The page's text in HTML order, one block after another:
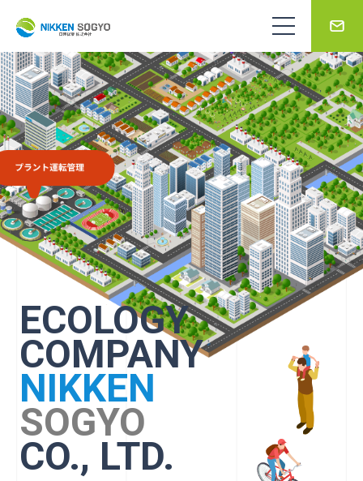
事業案内
環境プラント運転・保全管理
ビルマネジメント/人材サービス
公園・道路管理/指定管理者事業
水環境保全／廃棄物処理
給排水衛生設備工事
介護サービス
サシュコ製品販売
ホテルマネジメント
スポーツ事業
NIKKEN地下水膜ろ過システム
酸化チタン光触媒コーティング
人材派遣
企業情報
代表メッセージ
会社概要/沿革
事業案内一覧
環境プ
公園・
給排水
サシュ
酸化チ
企業情報
代表メ
会
ECOLOGY
COMPANY
NIKKEN
SOGYO
CO., LTD.